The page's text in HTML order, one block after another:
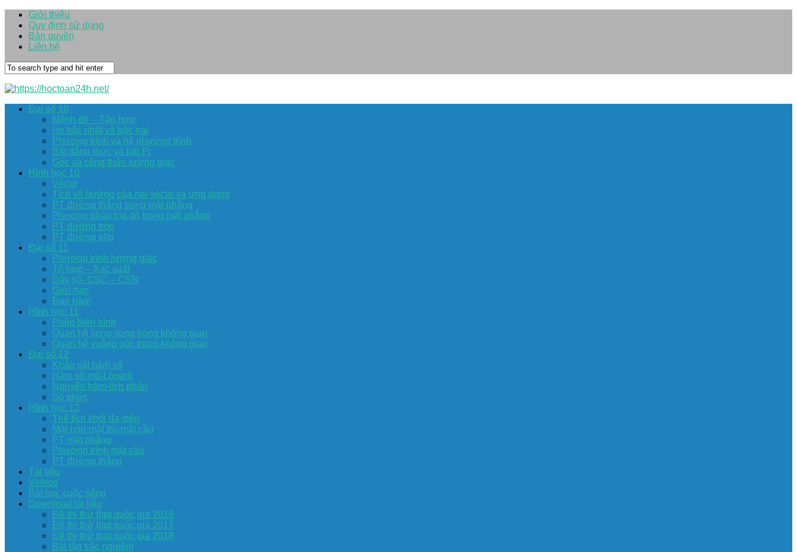
Giới thiệu
Quy định sử dụng
Bản quyền
Liên hệ
Đại số 10
Mệnh đề – Tập hợp
Hs bậc nhất và bậc hai
Phương trình và hệ phương trình
Bất đẳng thức và bất Pt
Góc và công thức lượng giác
Hình học 10
Véctơ
Tích vô hướng của hai véctơ và ứng dụng
PT đường thẳng trong mặt phẳng
Phương pháp tọa độ trong mặt phẳng
PT đường tròn
PT đường elip
Đại số 11
Phương trình lượng giác
Tổ hợp – Xac suất
Dãy số- CSC – CSN
Giới hạn
Đạo hàm
Hình học 11
Phép biến hình
Quan hệ song song trong không gian
Quan hệ vuông góc trong không gian
Đại số 12
Khảo sát hàm số
Hàm số mũ-Logarit
Nguyên hàm-tích phân
Số phức
Hình học 12
Thể tích khối đa diện
Mặt nón-mặt trụ-mặt cầu
PT mặt phẳng
Phương trình mặt cầu
PT đường thẳng
Tài liệu
Videos
Bài học cuộc sống
Download tài liệu
Đề thi thử thpt quốc gia 2016
Đề thi thử thpt quốc gia 2017
Đề thi thử thpt quốc gia 2018
Bài tập trắc nghiệm